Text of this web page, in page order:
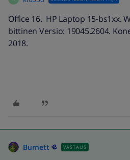
Office 16. HP Laptop 15-bs1xx.
bittinen Versio: 19045.2604.
2018.
Burnett VASTAUS